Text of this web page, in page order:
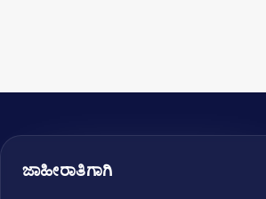
ಜಾಹೀರಾತಿಗಾಗಿ